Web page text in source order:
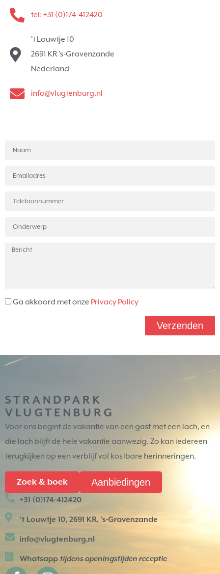
tel: +31 (0)174-412420
't Louwtje 10
2691 KR 's-Gravenzande
Nederland
info@vlugtenburg.nl
Ga akkoord met onze Privacy Policy
Verzenden
STRANDPARK
VLUGTENBURG
Voor ons begint de vakantie van een gast met een lach, en
die lach blijft de hele vakantie aanwezig. Zo kan iedereen
terugkijken op een verblijf vol kostbare herinneringen.
Zoek & boek Aanbiedingen
+31 (0)174-412420
't Louwtje 10, 2691 KR, 's-Gravenzande
info@vlugtenburg.nl
Whatsapp tijdens openingstijden receptie